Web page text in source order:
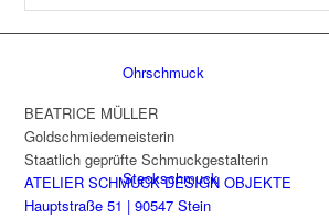
Ohrschmuck
Steckschmuck
BEATRICE MÜLLER
Goldschmiedemeisterin
Staatlich geprüfte Schmuckgestalterin
ATELIER SCHMUCK DESIGN OBJEKTE
Hauptstraße 51 | 90547 Stein